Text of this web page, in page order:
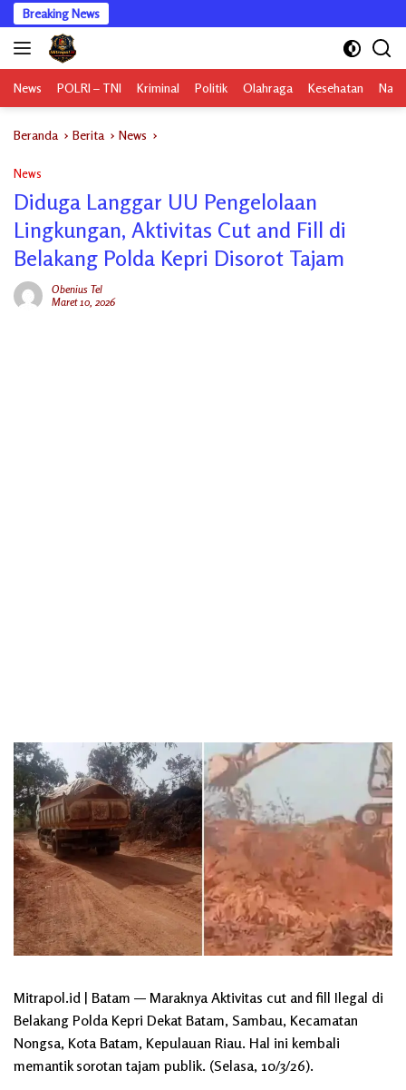
Langsung
ke
konten
Breaking News
News POLRI – TNI Kriminal Politik Olahraga Kesehatan
Beranda Berita News
News
Diduga Langgar UU Pengelolaan
Lingkungan, Aktivitas Cut and Fill di
Belakang Polda Kepri Disorot Tajam
Obenius Tel
Maret 10, 2026
Mitrapol.id | Batam — Maraknya Aktivitas cut and fill Ilegal di
Belakang Polda Kepri Dekat Batam, Sambau, Kecamatan
Nongsa, Kota Batam, Kepulauan Riau. Hal ini kembali
memantik sorotan tajam publik. (Selasa, 10/3/26).